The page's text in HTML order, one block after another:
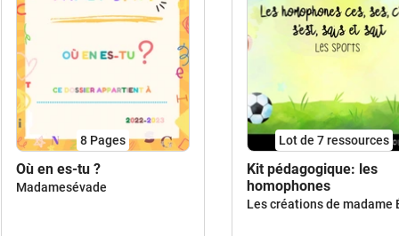
8 Pages
Où en es-tu ?
Madamesévade
Lot de 7 ressources
Kit pédagogique: les
homophones